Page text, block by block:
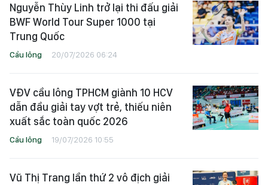
Nguyễn Thùy Linh trở lại thi đấu giải
BWF World Tour Super 1000 tại
Trung Quốc
Cầu lông 20/07/2026 06:24
VĐV cầu lông TPHCM giành 10 HCV
dẫn đầu giải tay vợt trẻ, thiếu niên
xuất sắc toàn quốc 2026
Cầu lông 19/07/2026 10:55
Vũ Thị Trang lần thứ 2 vô địch giải